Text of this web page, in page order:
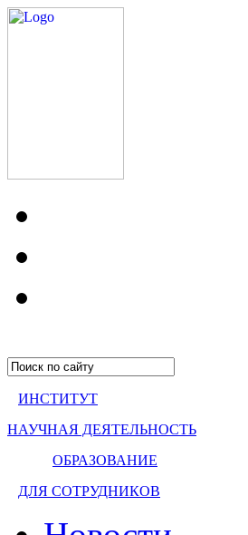
ИНСТИТУТ
НАУЧНАЯ ДЕЯТЕЛЬНОСТЬ
ОБРАЗОВАНИЕ
ДЛЯ СОТРУДНИКОВ